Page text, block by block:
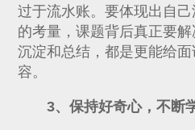
过于流水账。要体现出自
的考量，课题背后真正要
沉淀和总结，都是更能给
容。
3、保持好奇心，不断